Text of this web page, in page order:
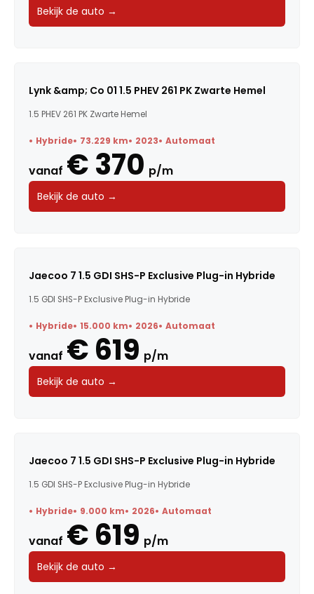
Bekijk de auto →
Lynk &amp; Co 01 1.5 PHEV 261 PK Zwarte Hemel
1.5 PHEV 261 PK Zwarte Hemel
Hybride 73.229 km 2023 Automaat
vanaf € 370 p/m
Bekijk de auto →
Jaecoo 7 1.5 GDI SHS-P Exclusive Plug-in Hybride
1.5 GDI SHS-P Exclusive Plug-in Hybride
Hybride 15.000 km 2026 Automaat
vanaf € 619 p/m
Bekijk de auto →
Jaecoo 7 1.5 GDI SHS-P Exclusive Plug-in Hybride
1.5 GDI SHS-P Exclusive Plug-in Hybride
Hybride 9.000 km 2026 Automaat
vanaf € 619 p/m
Bekijk de auto →